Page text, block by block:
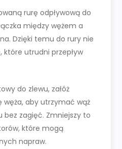
rurę odpływową do
między wężem a
Dzięki temu do rury nie
które utrudni przepływ
do zlewu, załóż
węża, aby utrzymać wąż
bez zagięć. Zmniejszy to
które mogą
napraw.